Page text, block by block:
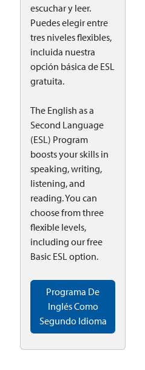
escuchar y leer.
Puedes elegir entre
tres niveles flexibles,
incluida nuestra
opción básica de ESL
gratuita.
The English as a
Second Language
(ESL) Program
boosts your skills in
speaking, writing,
listening, and
reading. You can
choose from three
flexible levels,
including our free
Basic ESL option.
Programa De
Inglés Como
Segundo Idioma